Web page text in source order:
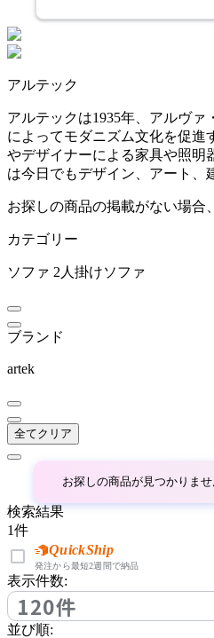
BoConcept
ボーコンセプト
by interiors
バイインテリアズ
コッコレ
FURNITURE SUPPLY
コンプレックスユニ
イ
CondeHouse
カンディハウス
cosine
アルテック
アルテックは1935年、アルヴ
によってモダニズム文化を促進
やデザイナーによる家具や照明
は今日でもデザイン、アート、
お探しの商品の掲載がない場合
カテゴリー
ソファ 2人掛けソファ
ブランド
artek
全てクリア
お探しの商品が見つかりま
検索結果
1件
QuickShip
発注から最短2週間で納品
表示件数:
120件
並び順: